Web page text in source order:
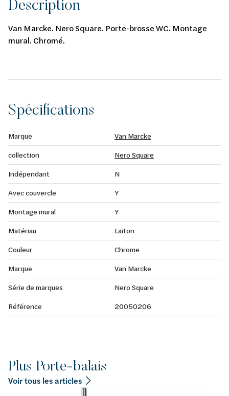
Description
Van Marcke. Nero Square. Porte-brosse WC. Montage
mural. Chromé.
Spécifications
Marque
Van Marcke
collection
Nero Square
Indépendant
N
Avec couvercle
Y
Montage mural
Y
Matériau
Laiton
Couleur
Chrome
Marque
Van Marcke
Série de marques
Nero Square
Référence
20050206
Plus Porte-balais
Voir tous les articles